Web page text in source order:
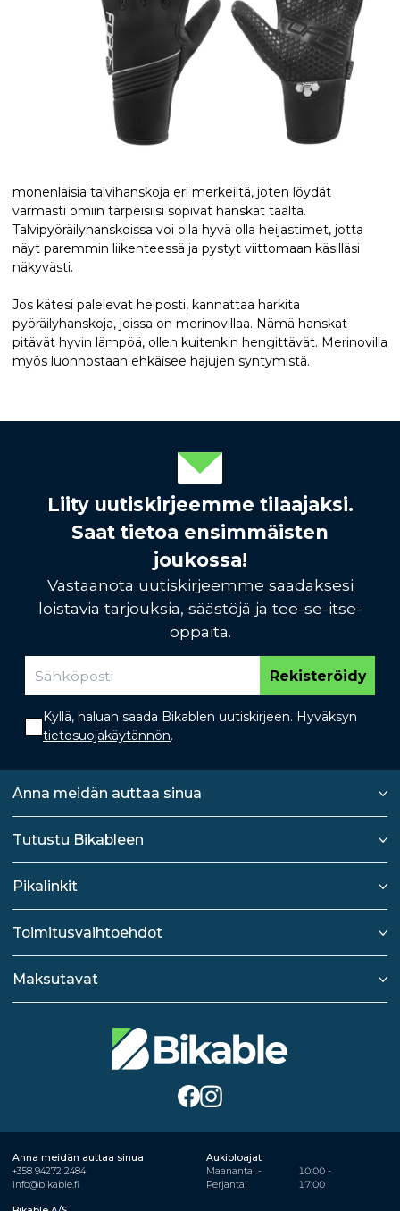
monenlaisia talvihanskoja eri merkeiltä, joten löydät
varmasti omiin tarpeisiisi sopivat hanskat täältä.
Talvipyöräilyhanskoissa voi olla hyvä olla heijastimet, jotta
näyt paremmin liikenteessä ja pystyt viittomaan käsilläsi
näkyvästi.
Jos kätesi palelevat helposti, kannattaa harkita
pyöräilyhanskoja, joissa on merinovillaa. Nämä hanskat
pitävät hyvin lämpöä, ollen kuitenkin hengittävät. Merinovilla
myös luonnostaan ehkäisee hajujen syntymistä.
Liity uutiskirjeemme tilaajaksi.
Saat tietoa ensimmäisten
joukossa!
Vastaanota uutiskirjeemme saadaksesi
loistavia tarjouksia, säästöjä ja tee-se-itse-
oppaita.
Rekisteröidy
Kyllä, haluan saada Bikablen uutiskirjeen. Hyväksyn
tietosuojakäytännön.
Anna meidän auttaa sinua
Tutustu Bikableen
Pikalinkit
Toimitusvaihtoehdot
Maksutavat
Anna meidän auttaa sinua
+358 94272 2484
info@bikable.fi
Aukioloajat
Maanantai -
Perjantai
10:00 -
17:00